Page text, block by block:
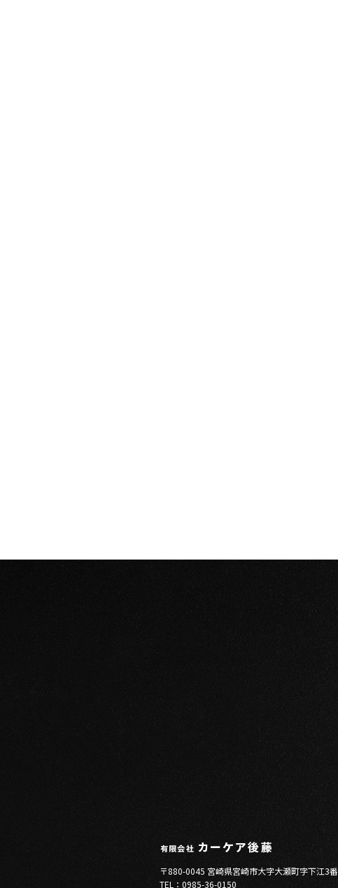
〒880-0045 宮崎県宮崎市大字大瀬町字下江3番
TEL：0985-36-0150